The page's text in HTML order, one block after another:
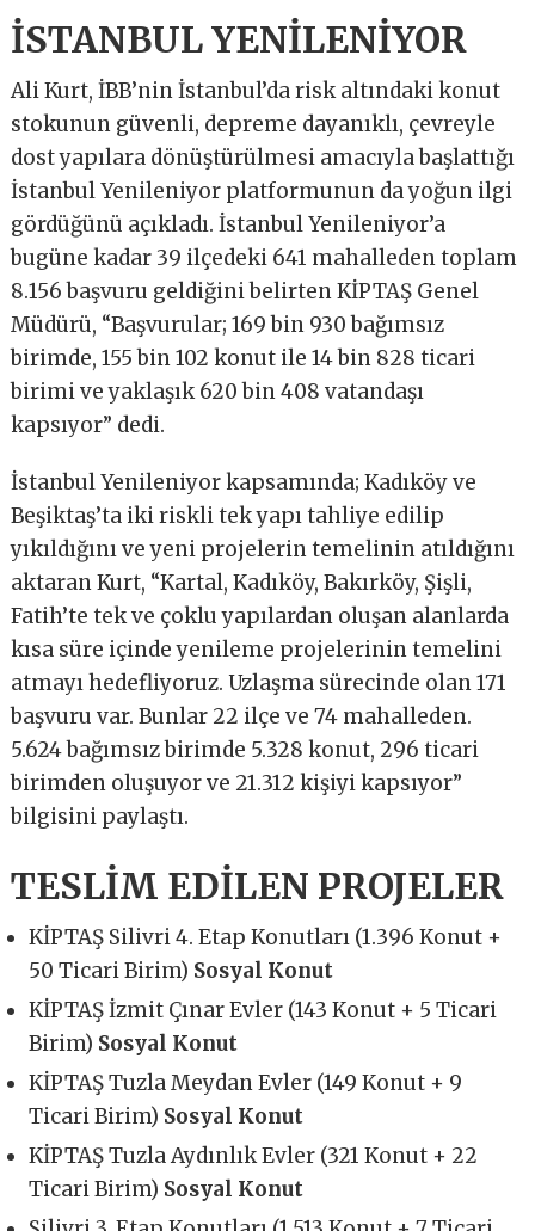
İSTANBUL YENİLENİYOR
Ali Kurt, İBB’nin İstanbul’da risk altındaki konut
stokunun güvenli, depreme dayanıklı, çevreyle
dost yapılara dönüştürülmesi amacıyla başlattığı
İstanbul Yenileniyor platformunun da yoğun ilgi
gördüğünü açıkladı. İstanbul Yenileniyor’a
bugüne kadar 39 ilçedeki 641 mahalleden toplam
8.156 başvuru geldiğini belirten KİPTAŞ Genel
Müdürü, “Başvurular; 169 bin 930 bağımsız
birimde, 155 bin 102 konut ile 14 bin 828 ticari
birimi ve yaklaşık 620 bin 408 vatandaşı
kapsıyor” dedi.
İstanbul Yenileniyor kapsamında; Kadıköy ve
Beşiktaş’ta iki riskli tek yapı tahliye edilip
yıkıldığını ve yeni projelerin temelinin atıldığını
aktaran Kurt, “Kartal, Kadıköy, Bakırköy, Şişli,
Fatih’te tek ve çoklu yapılardan oluşan alanlarda
kısa süre içinde yenileme projelerinin temelini
atmayı hedefliyoruz. Uzlaşma sürecinde olan 171
başvuru var. Bunlar 22 ilçe ve 74 mahalleden.
5.624 bağımsız birimde 5.328 konut, 296 ticari
birimden oluşuyor ve 21.312 kişiyi kapsıyor”
bilgisini paylaştı.
TESLİM EDİLEN PROJELER
KİPTAŞ Silivri 4. Etap Konutları (1.396 Konut +
50 Ticari Birim) Sosyal Konut
KİPTAŞ İzmit Çınar Evler (143 Konut + 5 Ticari
Birim) Sosyal Konut
KİPTAŞ Tuzla Meydan Evler (149 Konut + 9
Ticari Birim) Sosyal Konut
KİPTAŞ Tuzla Aydınlık Evler (321 Konut + 22
Ticari Birim) Sosyal Konut